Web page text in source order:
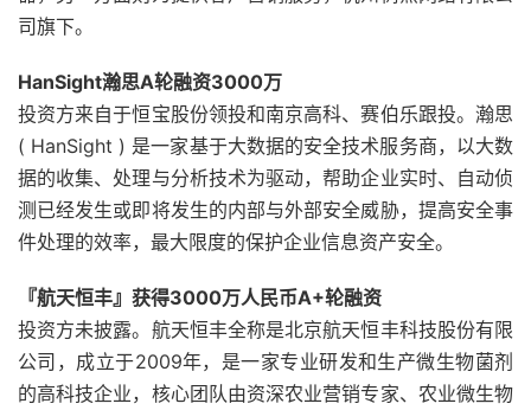
司旗下。
HanSight瀚思A轮融资3000万
投资方来自于恒宝股份领投和南京高科、赛伯乐跟投。瀚思
( HanSight ) 是一家基于大数据的安全技术服务商，以大数
据的收集、处理与分析技术为驱动，帮助企业实时、自动侦
测已经发生或即将发生的内部与外部安全威胁，提高安全事
件处理的效率，最大限度的保护企业信息资产安全。
『航天恒丰』获得3000万人民币A+轮融资
投资方未披露。航天恒丰全称是北京航天恒丰科技股份有限
公司，成立于2009年，是一家专业研发和生产微生物菌剂
的高科技企业，核心团队由资深农业营销专家、农业微生物